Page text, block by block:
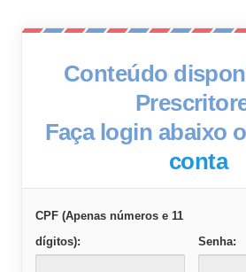
Conteúdo
Faça login abaixo
conta
CPF (Apenas números e 11
dígitos):
Senha: